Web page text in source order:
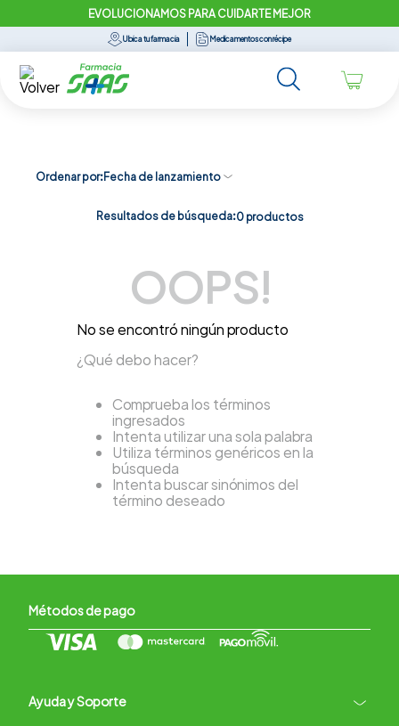
EVOLUCIONAMOS PARA CUIDARTE MEJOR
Ubica tu farmacia Medicamentos con récipe
Ordenar por Fecha de lanzamiento
Resultados de búsqueda:0 productos
OOPS!
No se encontró ningún producto
¿Qué debo hacer?
Comprueba los términos
ingresados
Intenta utilizar una sola palabra
Utiliza términos genéricos en la
búsqueda
Intenta buscar sinónimos del
término deseado
Métodos de pago
Ayuda y Soporte +